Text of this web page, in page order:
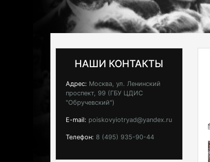
НАШИ КОНТАКТЫ
Адрес: Москва, ул. Ленинский
проспект, 99 (ГБУ ЦДИС
"Обручевский")
E-mail: poiskovyiotryad@yandex.ru
Телефон: 8 (495) 935-90-44